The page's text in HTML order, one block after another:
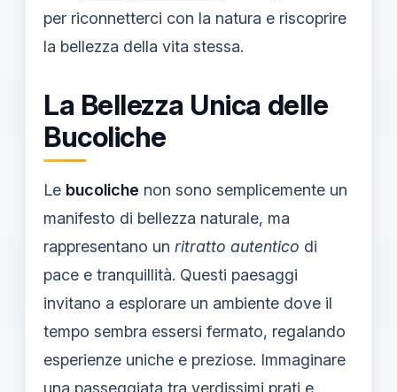
per riconnetterci con la natura e riscoprire
la bellezza della vita stessa.
La Bellezza Unica delle
Bucoliche
Le bucoliche non sono semplicemente un
manifesto di bellezza naturale, ma
rappresentano un ritratto autentico di
pace e tranquillità. Questi paesaggi
invitano a esplorare un ambiente dove il
tempo sembra essersi fermato, regalando
esperienze uniche e preziose. Immaginare
una passeggiata tra verdissimi prati e